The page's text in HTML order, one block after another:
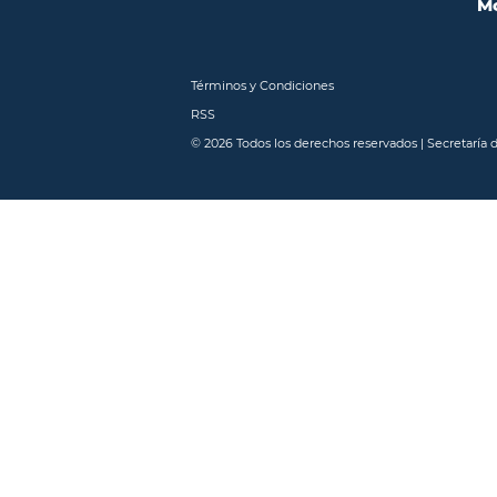
Términos y Condiciones
RSS
© 2026 Todos los derechos reservados |